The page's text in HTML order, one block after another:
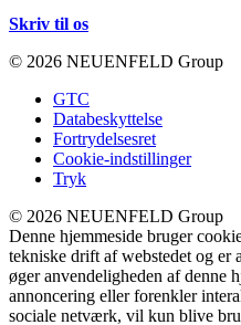
Skriv til os
© 2026 NEUENFELD Group
GTC
Databeskyttelse
Fortrydelsesret
Cookie-indstillinger
Tryk
© 2026 NEUENFELD Group
Denne hjemmeside bruger
tekniske drift af webstedet og er
øger anvendeligheden af denne
annoncering eller forenkler
sociale netværk, vil kun blive